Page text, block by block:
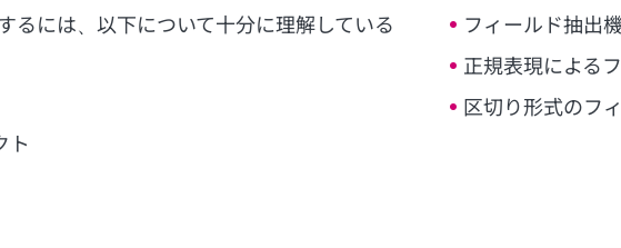
フィールド抽出
正規表現による
区切り形式のフ
るには、以下について十分に理解している
ト